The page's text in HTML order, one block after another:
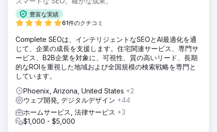
豊富な実績
61件のクチコミ
Complete SEOは、インテリジェントなSEOとAI最適化を通
じて、企業の成長を支援します。住宅関連サービス、専門サ
ービス、B2B企業を対象に、可視性、質の高いリード、長期
的なROIを重視した地域および全国規模の検索戦略を専門と
しています。
Phoenix, Arizona, United States +2
ウェブ開発, デジタルデザイン +44
ホームサービス, 法律サービス +3
$1,000 - $5,000